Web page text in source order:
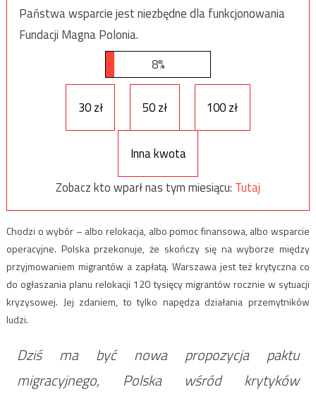
Państwa wsparcie jest niezbędne dla funkcjonowania
Fundacji Magna Polonia.
8%
30 zł 50 zł 100 zł
Inna kwota
Zobacz kto wparł nas tym miesiącu: Tutaj
Chodzi o wybór – albo relokacja, albo pomoc finansowa, albo wsparcie
operacyjne. Polska przekonuje, że skończy się na wyborze między
przyjmowaniem migrantów a zapłatą. Warszawa jest też krytyczna co
do ogłaszania planu relokacji 120 tysięcy migrantów rocznie w sytuacji
kryzysowej. Jej zdaniem, to tylko napędza działania przemytników
ludzi.
Dziś ma być nowa propozycja paktu
migracyjnego, Polska wśród krytyków